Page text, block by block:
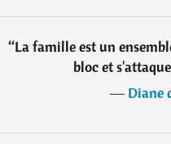
“La famille est un
bloc et
―Diane